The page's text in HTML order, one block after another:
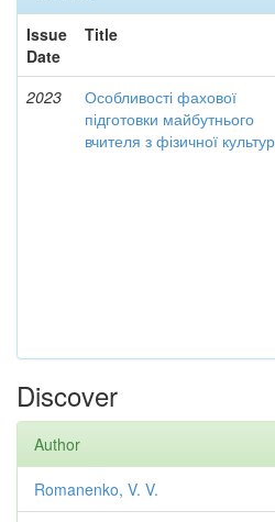
Issue
Date
Title
2023
Особливості фахової
підготовки майбутнього
вчителя з фізичної
Discover
Author
Romanenko, V. V.